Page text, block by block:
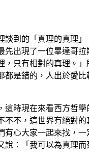
到的「真理的真理」
先出現了一位畢達哥
，只有相對的真理。」
都是錯的，人出於愛比
時現在來看西方哲學
不不，這世界有絕對的
有心大家一起來找，一
說：「我可以為真理